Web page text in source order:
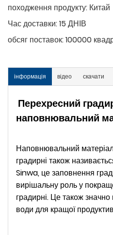
походження продукту: Китай
Час доставки:15 ДНІВ
обсяг поставок:100000
інформація відео скачати
Перехресний
наповнювальний
Наповнювальний
градирні також
Sinwa, це заповнення
вирішальну роль у
градирні. Це також
води для кращої